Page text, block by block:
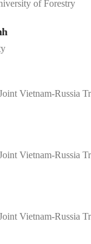
of Forestry
Vietnam-Russia
Vietnam-Russia
Vietnam-Russia